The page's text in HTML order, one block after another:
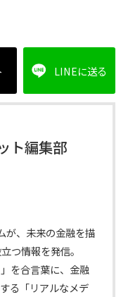
LINEに送る
ト編集部
が、未来の金融を描
つ情報を発信。
を合言葉に、金融
る「リアルなメデ